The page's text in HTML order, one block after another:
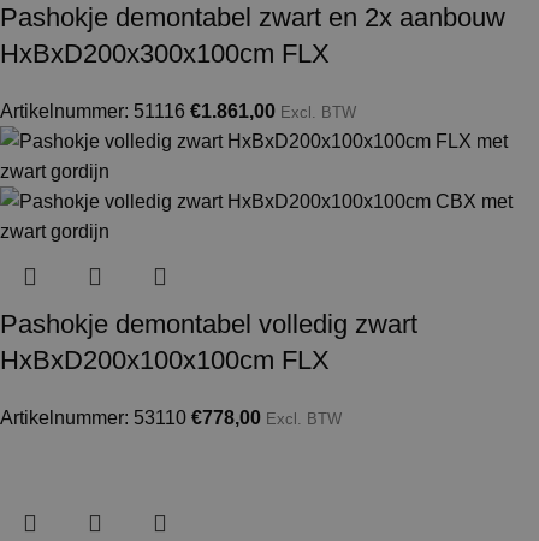
Pashokje demontabel zwart en 2x aanbouw
HxBxD200x300x100cm FLX
Artikelnummer: 51116 €1.861,00 Excl. BTW
Pashokje demontabel volledig zwart
HxBxD200x100x100cm FLX
Artikelnummer: 53110 €778,00 Excl. BTW